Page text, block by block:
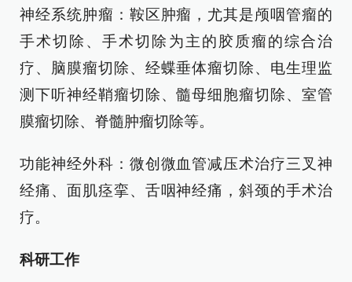
神经系统肿瘤：鞍区肿瘤，尤其是颅咽管瘤的
手术切除、手术切除为主的胶质瘤的综合治
疗、脑膜瘤切除、经蝶垂体瘤切除、电生理监
测下听神经鞘瘤切除、髓母细胞瘤切除、室管
膜瘤切除、脊髓肿瘤切除等。
功能神经外科：微创微血管减压术治疗三叉神
经痛、面肌痉挛、舌咽神经痛，斜颈的手术治
疗。
科研工作